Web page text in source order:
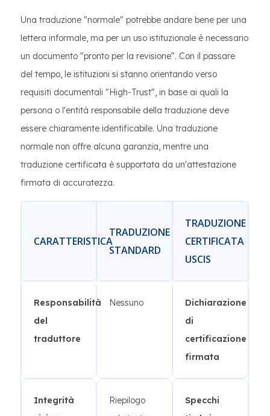
Una traduzione "normale" potrebbe andare bene per una
lettera informale, ma per un uso istituzionale è necessario
un documento "pronto per la revisione". Con il passare
del tempo, le istituzioni si stanno orientando verso
requisiti documentali "High-Trust", in base ai quali la
persona o l'entità responsabile della traduzione deve
essere chiaramente identificabile. Una traduzione
normale non offre alcuna garanzia, mentre una
traduzione certificata è supportata da un'attestazione
firmata di accuratezza.
CARATTERISTICA
TRADUZIONE
STANDARD
TRADUZIONE
CERTIFICATA
USCIS
Responsabilità
del
traduttore
Nessuno
Dichiarazione
di
certificazione
firmata
Integrità
Riepilogo
Specchi